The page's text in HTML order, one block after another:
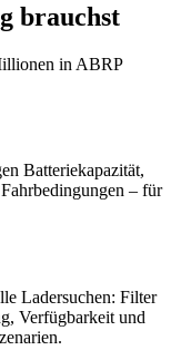
brauchst
in ABRP
Batteriekapazität,
– für
Ladersuchen: Filter
Verfügbarkeit und